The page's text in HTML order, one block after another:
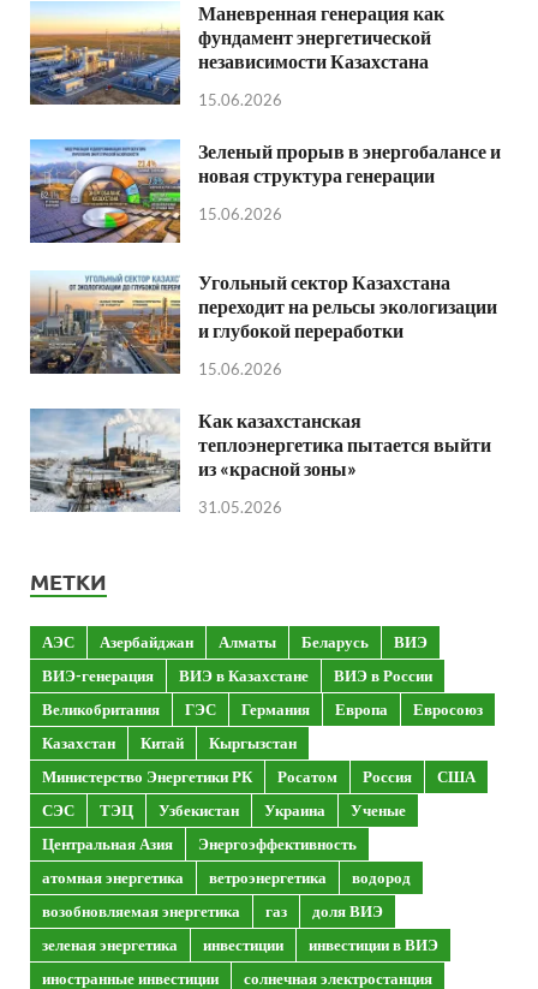
Маневренная генерация как
фундамент энергетической
независимости Казахстана
15.06.2026
Зеленый прорыв в энергобалансе и
новая структура генерации
15.06.2026
Угольный сектор Казахстана
переходит на рельсы экологизации
и глубокой переработки
15.06.2026
Как казахстанская
теплоэнергетика пытается выйти
из «красной зоны»
31.05.2026
МЕТКИ
АЭС Азербайджан Алматы Беларусь
ВИЭ
ВИЭ-генерация
ВИЭ в Казахстане
ВИЭ в России
Великобритания
ГЭС Германия Европа
Евросоюз
Казахстан
Китай
Кыргызстан
Министерство Энергетики РК
Росатом Россия
США
СЭС
ТЭЦ Узбекистан Украина
Ученые
Центральная Азия
Энергоэффективность
атомная энергетика
ветроэнергетика
водород
возобновляемая энергетика
газ
доля ВИЭ
зеленая энергетика
инвестиции
инвестиции в ВИЭ
иностранные инвестиции
солнечная электростанция